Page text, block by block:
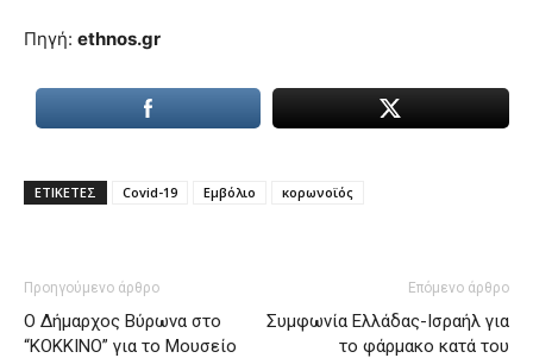
Πηγή: ethnos.gr
ΕΤΙΚΕΤΕΣ Covid-19 Εμβόλιο κορωνοϊός
Προηγούμενο άρθρο
Ο Δήμαρχος Βύρωνα στο
“ΚΟΚΚΙΝΟ” για το Μουσείο
Επόμενο άρθρο
Συμφωνία Ελλάδας-Ισραήλ για
το φάρμακο κατά του